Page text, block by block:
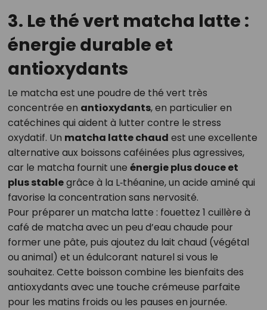
3. Le thé vert matcha latte :
énergie durable et
antioxydants
Le matcha est une poudre de thé vert très
concentrée en antioxydants, en particulier en
catéchines qui aident à lutter contre le stress
oxydatif. Un matcha latte chaud est une excellente
alternative aux boissons caféinées plus agressives,
car le matcha fournit une énergie plus douce et
plus stablegrâce à la L‑théanine, un acide aminé qui
favorise la concentration sans nervosité.
Pour préparer un matcha latte : fouettez 1 cuillère à
café de matcha avec un peu d’eau chaude pour
former une pâte, puis ajoutez du lait chaud (végétal
ou animal) et un édulcorant naturel si vous le
souhaitez. Cette boisson combine les bienfaits des
antioxydants avec une touche crémeuse parfaite
pour les matins froids ou les pauses en journée.